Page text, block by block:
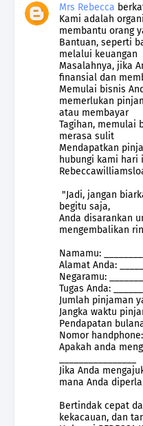
Mrs Rebecca
Kami adalah
membantu orang
Bantuan, seperti
melalui keuangan
Masalahnya, jika
finansial dan
Memulai bisnis
memerlukan
atau membayar
Tagihan, memulai
merasa sulit
Mendapatkan
hubungi kami
"Jadi, jangan
begitu saja,
Anda disarankan
mengembalikan
Namamu:
Alamat Anda:
Negaramu:
Tugas Anda:
Jumlah pinjaman
Jangka waktu
Pendapatan
Nomor handphone:
Apakah anda
Jika Anda
mana Anda
Bertindak cepat
kekacauan, dan